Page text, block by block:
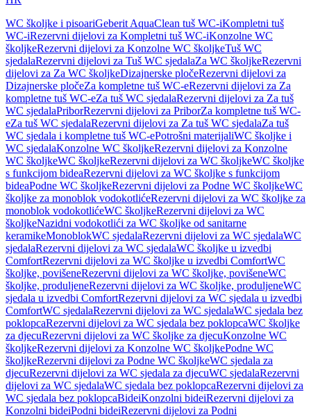
WC školjke i pisoariGeberit AquaClean tuš WC-iKompletni tuš
WC-iRezervni dijelovi za Kompletni tuš WC-iKonzolne WC
školjkeRezervni dijelovi za Konzolne WC školjkeTuš WC
sjedalaRezervni dijelovi za Tuš WC sjedalaZa WC školjkeRezervni
dijelovi za Za WC školjkeDizajnerske pločeRezervni dijelovi za
Dizajnerske pločeZa kompletne tuš WC-eRezervni dijelovi za Za
kompletne tuš WC-eZa tuš WC sjedalaRezervni dijelovi za Za tuš
WC sjedalaPriborRezervni dijelovi za PriborZa kompletne tuš WC-
eZa tuš WC sjedalaRezervni dijelovi za Za tuš WC sjedalaZa tuš
WC sjedala i kompletne tuš WC-ePotrošni materijaliWC školjke i
WC sjedalaKonzolne WC školjkeRezervni dijelovi za Konzolne
WC školjkeWC školjkeRezervni dijelovi za WC školjkeWC školjke
s funkcijom bideaRezervni dijelovi za WC školjke s funkcijom
bideaPodne WC školjkeRezervni dijelovi za Podne WC školjkeWC
školjke za monoblok vodokotlićeRezervni dijelovi za WC školjke za
monoblok vodokotlićeWC školjkeRezervni dijelovi za WC
školjkeNazidni vodokotlići za WC školjke od sanitarne
keramikeMonoblokWC sjedalaRezervni dijelovi za WC sjedalaWC
sjedalaRezervni dijelovi za WC sjedalaWC školjke u izvedbi
ComfortRezervni dijelovi za WC školjke u izvedbi ComfortWC
školjke, povišeneRezervni dijelovi za WC školjke, povišeneWC
školjke, produljeneRezervni dijelovi za WC školjke, produljeneWC
sjedala u izvedbi ComfortRezervni dijelovi za WC sjedala u izvedbi
ComfortWC sjedalaRezervni dijelovi za WC sjedalaWC sjedala bez
poklopcaRezervni dijelovi za WC sjedala bez poklopcaWC školjke
za djecuRezervni dijelovi za WC školjke za djecuKonzolne WC
školjkeRezervni dijelovi za Konzolne WC školjkePodne WC
školjkeRezervni dijelovi za Podne WC školjkeWC sjedala za
djecuRezervni dijelovi za WC sjedala za djecuWC sjedalaRezervni
dijelovi za WC sjedalaWC sjedala bez poklopcaRezervni dijelovi za
WC sjedala bez poklopcaBideiKonzolni bideiRezervni dijelovi za
Konzolni bideiPodni bideiRezervni dijelovi za Podni